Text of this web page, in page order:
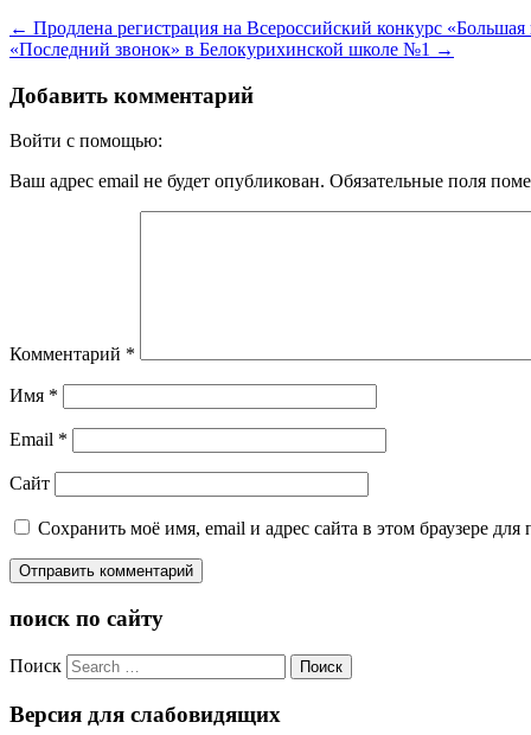
← Продлена регистрация на Всероссийский конкурс «Большая
«Последний звонок» в Белокурихинской школе №1 →
Добавить комментарий
Войти с помощью:
Ваш адрес email не будет опубликован. Обязательные поля
Комментарий *
Имя *
Email *
Сайт
Сохранить моё имя, email и адрес сайта в этом браузере
поиск по сайту
Поиск
Версия для слабовидящих